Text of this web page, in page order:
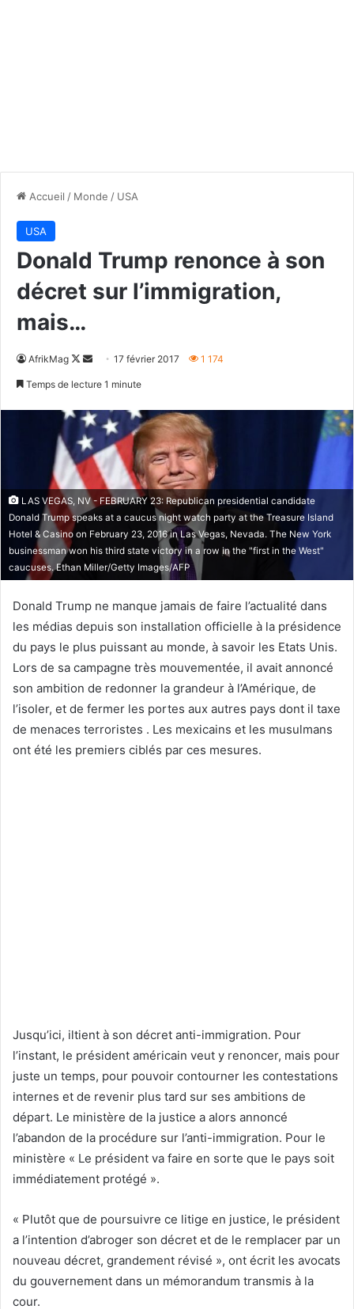
Accueil / Monde / USA
USA
Donald Trump renonce à son
décret sur l’immigration,
mais…
AfrikMag
Follow
Envoyer17 février 2017 1 174
Temps de lecture 1 minute
LAS VEGAS, NV - FEBRUARY 23: Republican presidential candidate
Donald Trump speaks at a caucus night watch party at the Treasure Island
Hotel & Casino on February 23, 2016 in Las Vegas, Nevada. The New York
businessman won his third state victory in a row in the "first in the West"
caucuses. Ethan Miller/Getty Images/AFP
Donald Trump ne manque jamais de faire l’actualité dans
les médias depuis son installation officielle à la présidence
du pays le plus puissant au monde, à savoir les Etats Unis.
Lors de sa campagne très mouvementée, il avait annoncé
son ambition de redonner la grandeur à l’Amérique, de
l’isoler, et de fermer les portes aux autres pays dont il taxe
de menaces terroristes . Les mexicains et les musulmans
ont été les premiers ciblés par ces mesures.
Jusqu’ici, iltient à son décret anti-immigration. Pour
l’instant, le président américain veut y renoncer, mais pour
juste un temps, pour pouvoir contourner les contestations
internes et de revenir plus tard sur ses ambitions de
départ. Le ministère de la justice a alors annoncé
l’abandon de la procédure sur l’anti-immigration. Pour le
ministère « Le président va faire en sorte que le pays soit
immédiatement protégé ».
« Plutôt que de poursuivre ce litige en justice, le président
a l’intention d’abroger son décret et de le remplacer par un
nouveau décret, grandement révisé », ont écrit les avocats
du gouvernement dans un mémorandum transmis à la
cour.